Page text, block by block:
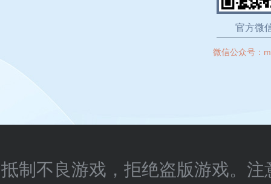
官方微
微信公众号：
抵制不良游戏，拒绝盗版游戏。